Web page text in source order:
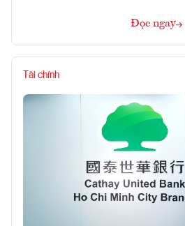
Đọc ngay
Tài chính